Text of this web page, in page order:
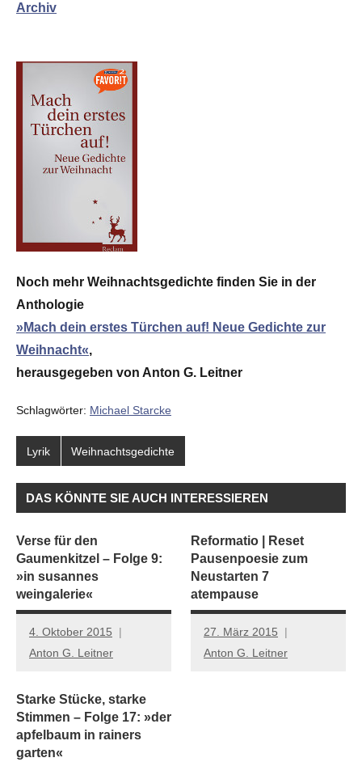
Archiv
Noch mehr Weihnachtsgedichte finden Sie in der
Anthologie
»Mach dein erstes Türchen auf! Neue Gedichte zur
Weihnacht«,
herausgegeben von Anton G. Leitner
Schlagwörter: Michael Starcke
Lyrik Weihnachtsgedichte
DAS KÖNNTE SIE AUCH INTERESSIEREN
Verse für den
Gaumenkitzel – Folge 9:
»in susannes
weingalerie«
4. Oktober 2015
Anton G. Leitner
Reformatio | Reset
Pausenpoesie zum
Neustarten 7
atempause
27. März 2015
Anton G. Leitner
Starke Stücke, starke
Stimmen – Folge 17: »der
apfelbaum in rainers
garten«